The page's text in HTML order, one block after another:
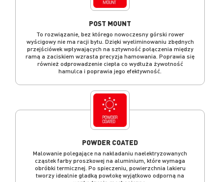
POST MOUNT
To rozwiązanie, bez którego nowoczesny górski rower
wyścigowy nie ma racji bytu. Dzięki wyeliminowaniu zbędnych
przejściówek wpływających na sztywność połączenia między
ramą a zaciskiem wzrasta precyzja hamowania. Poprawia się
również odprowadzenie ciepła co wydłuża żywotność
hamulca i poprawia jego efektywność.
POWDER COATED
Malowanie polegające na nakładaniu naelektryzowanych
cząstek farby proszkowej na aluminium, które wymaga
obróbki termicznej. Po spieczeniu, powierzchnia lakieru
tworzy idealnie gładką powłokę wyjątkowo odporną na